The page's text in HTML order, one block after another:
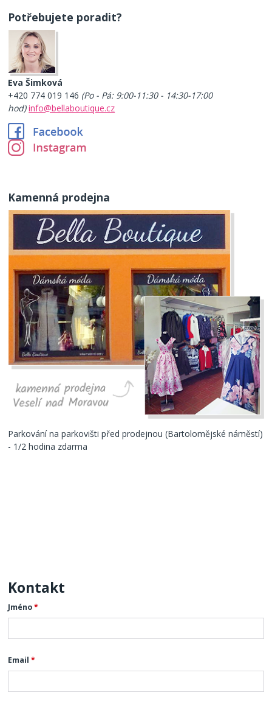
Potřebujete poradit?
Eva Šimková
+420 774 019 146 (Po - Pá: 9:00-11:30 - 14:30-17:00
hod)info@bellaboutique.cz
Kamenná prodejna
Parkování na parkovišti před prodejnou (Bartolomějské náměstí)
- 1/2 hodina zdarma
Kontakt
Jméno*
Email*